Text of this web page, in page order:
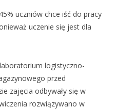
uczniów chce iść do pracy
uczenie się jest dla
logistyczno-
przed
zajęcia odbywały się w
rozwiązywano w